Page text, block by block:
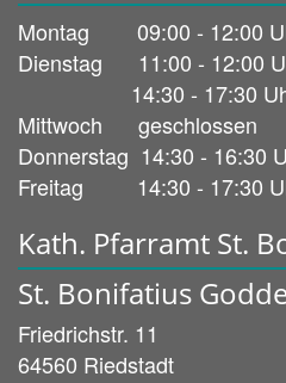
Montag 09:00 - 12:00
Dienstag 11:00 - 12:00
14:30 - 17:30
Mittwoch geschlossen
Donnerstag 14:30 - 16:30
Freitag 14:30 - 17:30
Kath. Pfarramt St.
St. Bonifatius
Friedrichstr. 11
64560 Riedstadt